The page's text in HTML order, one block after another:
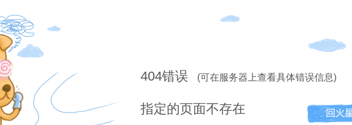
404错误 (可在服务器上查看具体错误信息)
指定的页面不存在